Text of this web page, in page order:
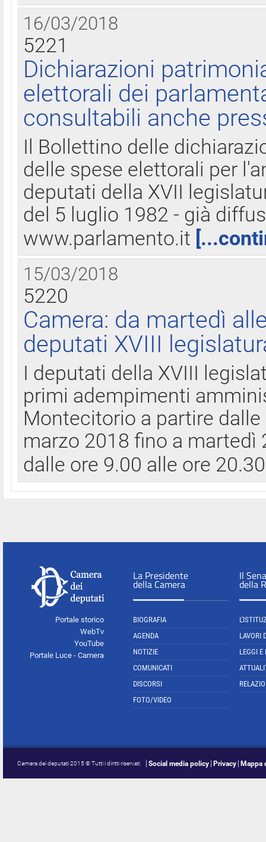
16/03/2018
5221
Dichiarazioni
elettorali dei
consultabili anche
Il Bollettino delle
delle spese elettorali per
deputati della XVII
del 5 luglio 1982 - già
www.parlamento.it
15/03/2018
5220
Camera: da martedì
deputati XVIII
I deputati della XVIII
primi adempimenti
Montecitorio a partire
marzo 2018 fino a
dalle ore 9.00 alle ore
Portale storico
WebTv
YouTube
Portale Luce - Camera
La Presidente
della Camera
BIOGRAFIA
AGENDA
NOTIZIE
COMUNICATI
DISCORSI
FOTO/VIDEO
Il
della
LAVORI
LEGGI E
Camera dei deputati 2015 © Tutti i diritti riservati Social media policy Privacy Mappa